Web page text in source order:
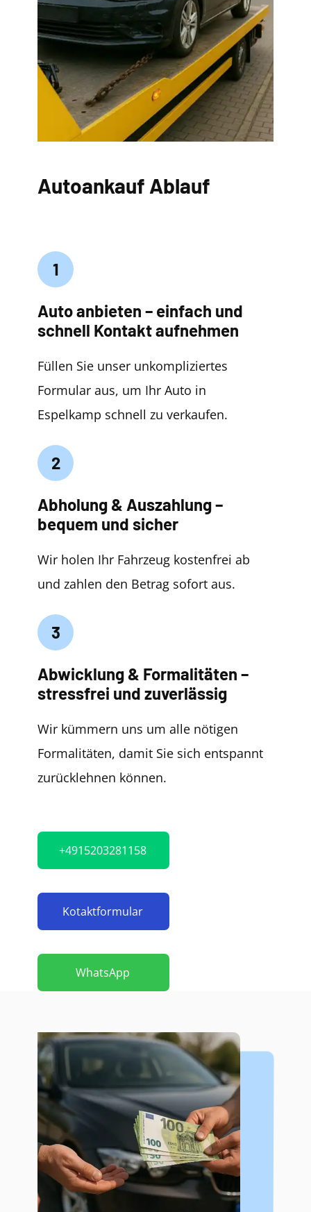
Autoankauf Ablauf
1
Auto anbieten – einfach und
schnell Kontakt aufnehmen
Füllen Sie unser unkompliziertes
Formular aus, um Ihr Auto in
Espelkamp schnell zu verkaufen.
2
Abholung & Auszahlung –
bequem und sicher
Wir holen Ihr Fahrzeug kostenfrei ab
und zahlen den Betrag sofort aus.
3
Abwicklung & Formalitäten –
stressfrei und zuverlässig
Wir kümmern uns um alle nötigen
Formalitäten, damit Sie sich entspannt
zurücklehnen können.
+4915203281158
Kotaktformular
WhatsApp